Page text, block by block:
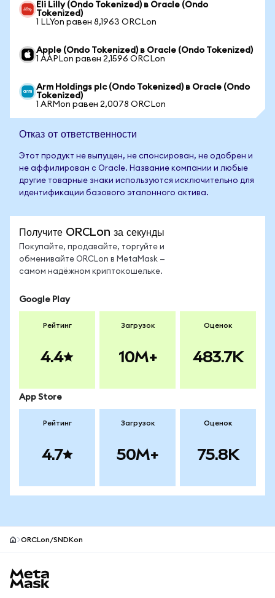
Eli Lilly (Ondo Tokenized) в Oracle (Ondo
Tokenized)
1 LLYon равен 8,1963 ORCLon
Apple (Ondo Tokenized) в Oracle (Ondo Tokenized)
1 AAPLon равен 2,1596 ORCLon
Arm Holdings plc (Ondo Tokenized) в Oracle (Ondo
Tokenized)
1 ARMon равен 2,0078 ORCLon
Отказ от ответственности
Этот продукт не выпущен, не спонсирован, не одобрен и
не аффилирован с Oracle. Название компании и любые
другие товарные знаки используются исключительно для
идентификации базового эталонного актива.
Получите ORCLon за секунды
Покупайте, продавайте, торгуйте и
обменивайте ORCLon в MetaMask —
самом надёжном криптокошельке.
Google Play
Рейтинг
4.4
Загрузок
10M+
Оценок
483.7K
App Store
Рейтинг
4.7
Загрузок
50M+
Оценок
75.8K
ORCLon/SNDKon